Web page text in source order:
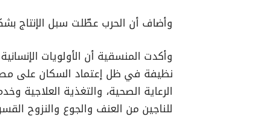
وأضاف أن الحرب عطّلت سبل الإنتاج
وأكدت المنسقية أن الأولويات
نظيفة في ظل إعتماد السكان على
الرعاية الصحية، والتغذية
للناجين من العنف والجوع والنزوح